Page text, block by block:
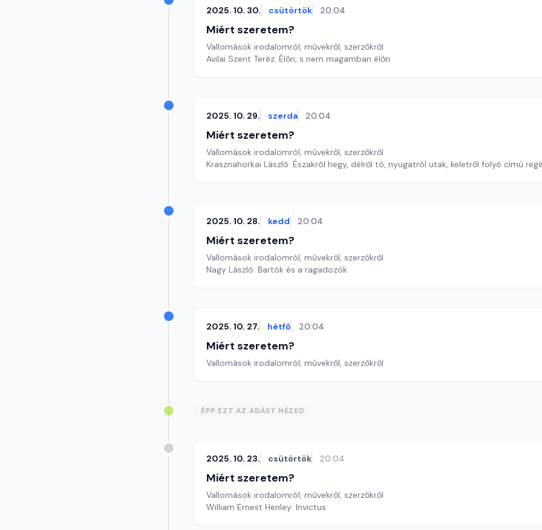
2025. 10. 30. csütörtök 20:04
Miért szeretem?
Vallomások irodalomról, művekről, szerzőkről
Avilai Szent Teréz: Élőn, s nem magamban élőn
2025. 10. 29. szerda 20:04
Miért szeretem?
Vallomások irodalomról, művekről, szerzőkről
Krasznahorkai László: Északról hegy, délről tó, nyugatról utak, keletről folyó című
2025. 10. 28. kedd 20:04
Miért szeretem?
Vallomások irodalomról, művekről, szerzőkről
Nagy László: Bartók és a ragadozók
2025. 10. 27. hétfő 20:04
Miért szeretem?
Vallomások irodalomról, művekről, szerzőkről
ÉPP EZT AZ ADÁST NÉZED
2025. 10. 23. csütörtök 20:04
Miért szeretem?
Vallomások irodalomról, művekről, szerzőkről
William Ernest Henley: Invictus